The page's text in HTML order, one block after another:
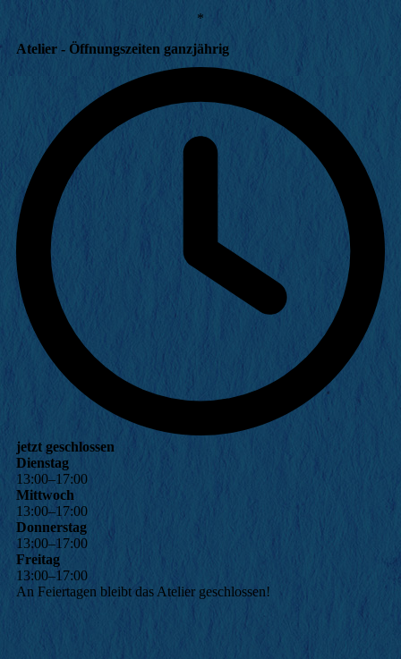
*
Atelier - Öffnungszeiten ganzjährig
jetzt geschlossen
Dienstag
13:00–17:00
Mittwoch
13:00–17:00
Donnerstag
13:00–17:00
Freitag
13:00–17:00
An Feiertagen bleibt das Atelier geschlossen!